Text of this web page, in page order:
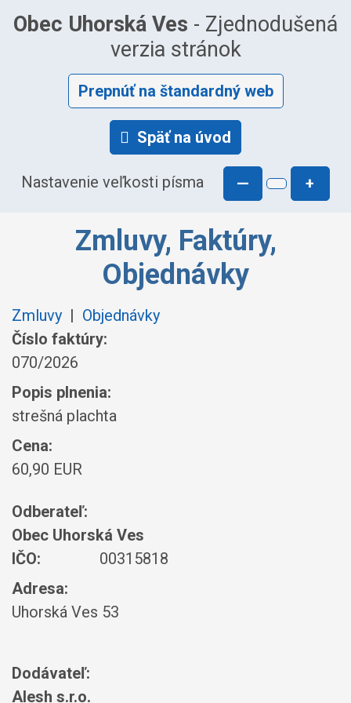
Obec Uhorská Ves - Zjednodušená
verzia stránok
Prepnúť na štandardný web
Späť na úvod
Nastavenie veľkosti písma — +
Zmluvy, Faktúry,
Objednávky
Zmluvy | Objednávky
Číslo faktúry:
070/2026
Popis plnenia:
strešná plachta
Cena:
60,90 EUR
Odberateľ:
Obec Uhorská Ves
IČO:
00315818
Adresa:
Uhorská Ves 53
Dodávateľ:
Alesh s.r.o.